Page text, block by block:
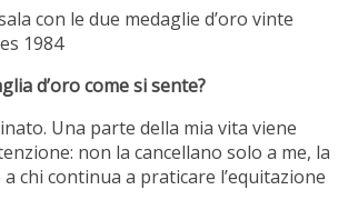
con le due medaglie d’oro vinte
1984
d’oro come si sente?
Una parte della mia vita viene
non la cancellano solo a me, la
chi continua a praticare l’equitazione